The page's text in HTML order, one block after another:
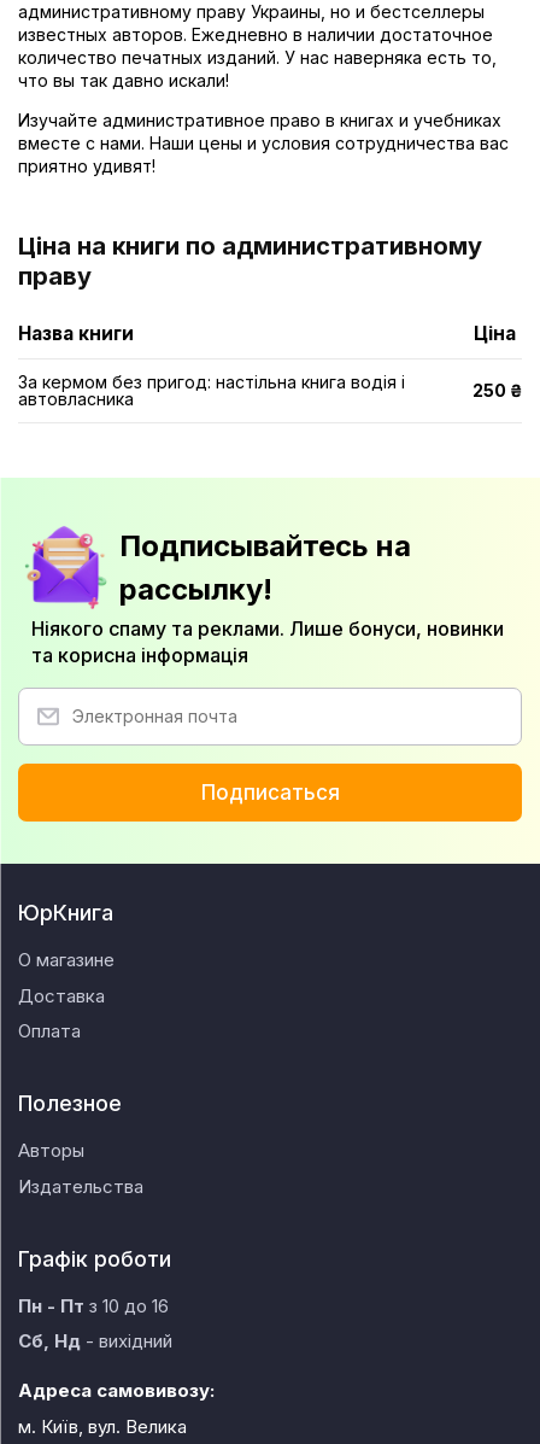
административному праву Украины, но и бестселлеры
известных авторов. Ежедневно в наличии достаточное
количество печатных изданий. У нас наверняка есть то,
что вы так давно искали!
Изучайте административное право в книгах и учебниках
вместе с нами. Наши цены и условия сотрудничества вас
приятно удивят!
Ціна на книги по административному
праву
Назва книги Ціна
За кермом без пригод: настільна книга водія і
автовласника
250 ₴
Подписывайтесь на
рассылку!
Ніякого спаму та реклами. Лише бонуси, новинки
та корисна інформація
Подписаться
ЮрКнига
О магазине
Доставка
Оплата
Полезное
Авторы
Издательства
Графік роботи
Пн - Пт з 10 до 16
Сб, Нд - вихідний
Адреса самовивозу:
м. Київ, вул. Велика